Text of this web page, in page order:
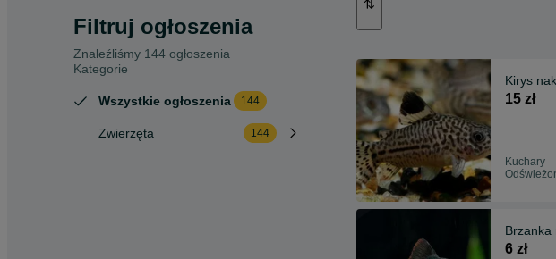
Filtruj ogłoszenia
Znaleźliśmy 144 ogłoszenia
Kategorie
Wszystkie ogłoszenia 144
Zwierzęta 144
Kirys
15 zł
Kuchary
Brzanka
6 zł